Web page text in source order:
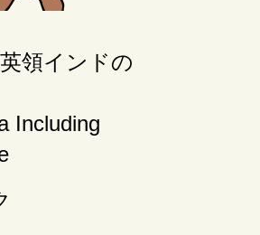
領インドの
Including